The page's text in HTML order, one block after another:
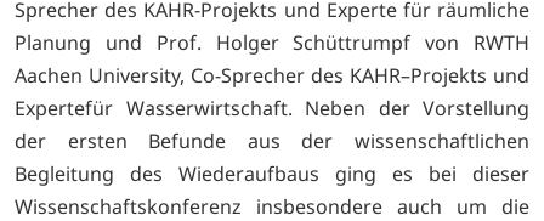
Sprecher des KAHR-Projekts und Experte für räumliche
Planung und Prof. Holger Schüttrumpf von RWTH
Aachen University, Co-Sprecher des KAHR–Projekts und
Expertefür Wasserwirtschaft. Neben der Vorstellung
der ersten Befunde aus der wissenschaftlichen
Begleitung des Wiederaufbaus ging es bei dieser
Wissenschaftskonferenz insbesondere auch um die